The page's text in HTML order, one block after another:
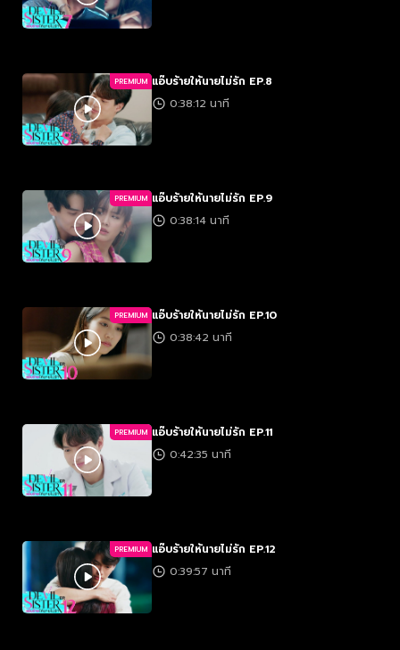
PREMIUM แอ๊บร้ายให้นายไม่รัก EP.8
0:38:12 นาที
PREMIUM แอ๊บร้ายให้นายไม่รัก EP.9
0:38:14 นาที
PREMIUM แอ๊บร้ายให้นายไม่รัก EP.10
0:38:42 นาที
PREMIUM แอ๊บร้ายให้นายไม่รัก EP.11
0:42:35 นาที
PREMIUM แอ๊บร้ายให้นายไม่รัก EP.12
0:39:57 นาที